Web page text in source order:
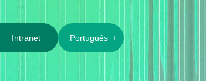
Intranet Português